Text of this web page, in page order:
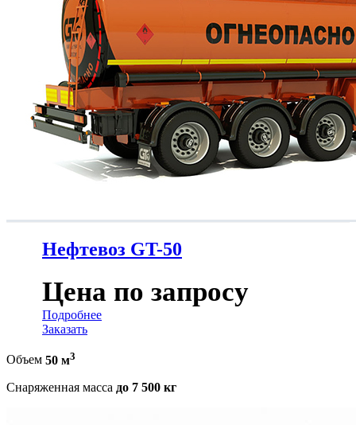
Нефтевоз GT-50
Цена по запросу
Подробнее
Заказать
Объем 50 м3
Снаряженная масса до 7 500 кг